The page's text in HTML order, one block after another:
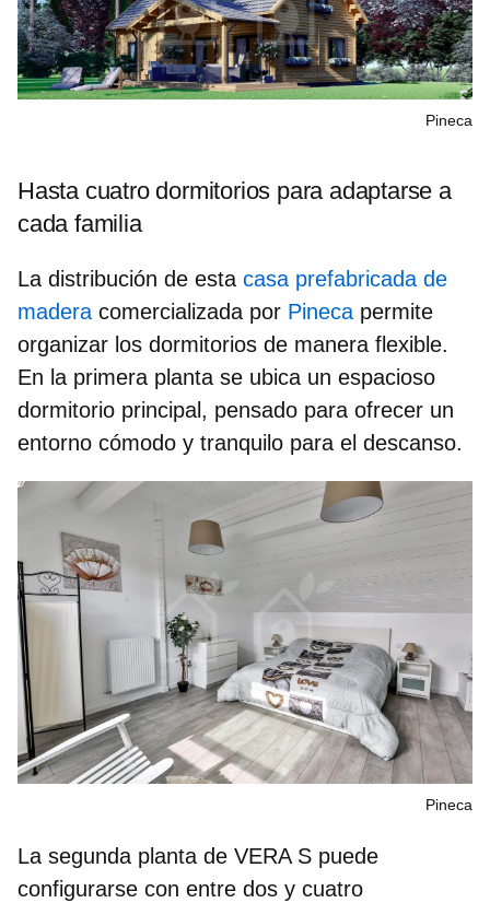
Pineca
Hasta cuatro dormitorios para adaptarse a
cada familia
La distribución de esta casa prefabricada de
madera comercializada por Pineca permite
organizar los dormitorios de manera flexible.
En la primera planta se ubica un espacioso
dormitorio principal , pensado para ofrecer un
entorno cómodo y tranquilo para el descanso.
Pineca
La segunda planta de VERA S puede
configurarse con entre dos y cuatro